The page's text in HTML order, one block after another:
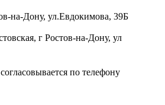
на-Дону, ул.Евдокимова, 39Б
г Ростов-на-Дону, ул
по телефону